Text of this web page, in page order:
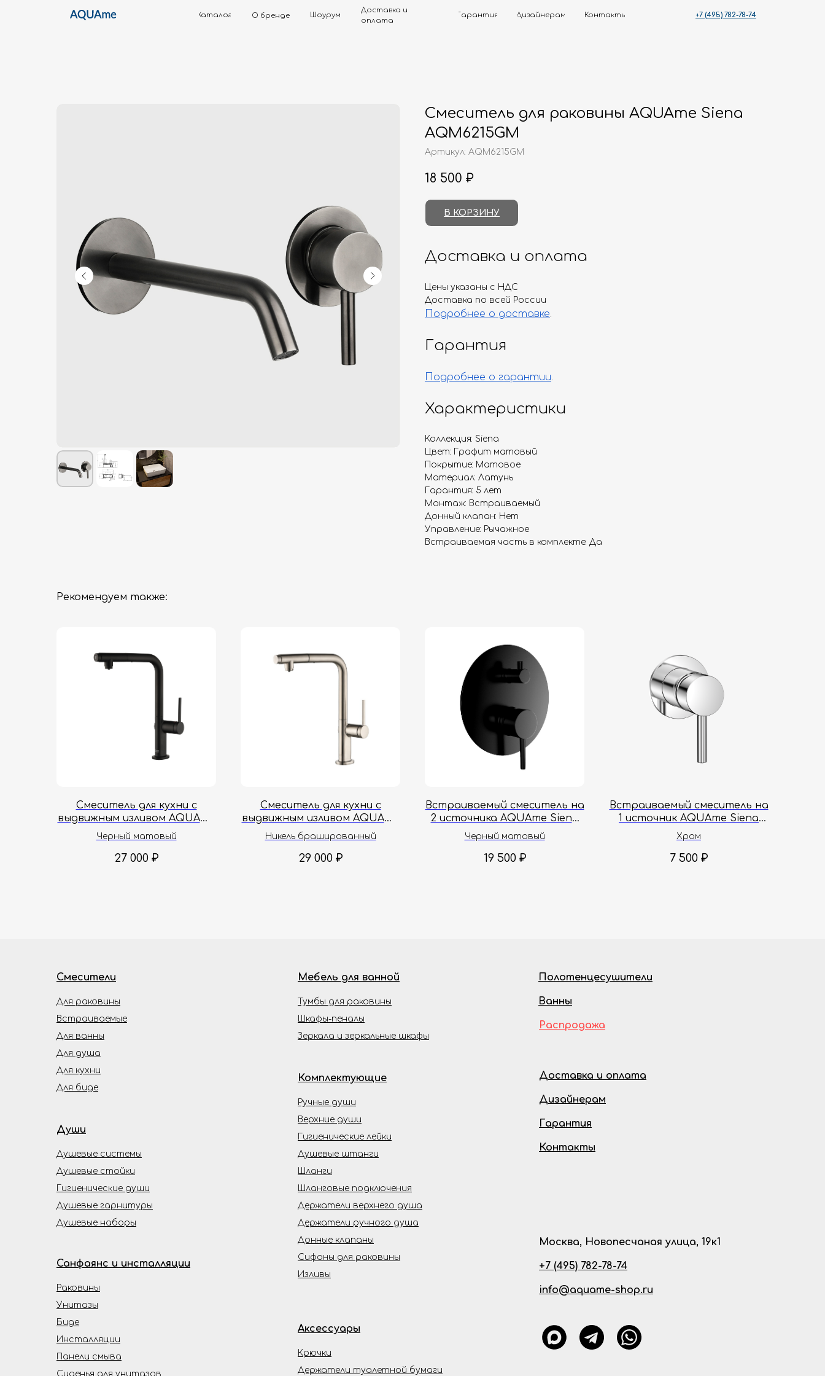
+7 (495) 782-78-74
Контакты
Дизайнерам
Доставка и
оплата
Шоурум
Каталог О бренде
Смеситель для раковины AQUAme Siena
AQM6215GM
Артикул: AQM6215GM
18 500 ₽
В КОРЗИНУ
Доставка и оплата
Цены указаны с НДС
Доставка по всей России
Подробнее о доставке.
Гарантия
Подробнее о гарантии.
Характеристики
Коллекция: Siena
Цвет: Графит матовый
Покрытие: Матовое
Материал: Латунь
Гарантия: 5 лет
Монтаж: Встраиваемый
Донный клапан: Нет
Управление: Рычажное
Встраиваемая часть в комплекте: Да
Рекомендуем также:
Смеситель для кухни с
выдвижным изливом AQUAme
Cucina AQM9903MB
Черный матовый
27 000 ₽
Смеситель для кухни с
выдвижным изливом AQUAme
Cucina AQM9903BN
Никель брашированный
29 000 ₽
Встраиваемый смеситель на
2 источника AQUAme Siena
AQM8803MB
Черный матовый
19 500 ₽
Встраиваемый смеситель на
1 источник AQUAme Siena
AQM8804CR
Хром
7 500 ₽
Смесители
Души
Душевые гарнитуры
Душевые наборы
Душевые системы
Гигиенические души
Мебель для ванной
Тумбы для раковины
Шкафы-пеналы
Зеркала и зеркальные шкафы
Держатели туалетной бумаги
Крючки
Аксессуары
Встраиваемые
Для биде
Для кухни
Для ванны
Для душа
Для раковины
Комплектующие
Ручные души
Верхние души
Гигиенические лейки
Шланги
Дизайнерам
Доставка и оплата
Гарантия
Контакты
Душевые стойки
Шланговые подключения
Инсталляции
Панели смыва
Сиденья для унитазов
Биде
Унитазы
Раковины
Санфаянс и инсталляции
Распродажа
Полотенцесушители
Ванны
Держатели верхнего душа
Держатели ручного душа
Донные клапаны
Сифоны для раковины
Изливы
Душевые штанги
Москва, Новопесчаная улица, 19к1
+7 (495) 782-78-74
info@aquame-shop.ru